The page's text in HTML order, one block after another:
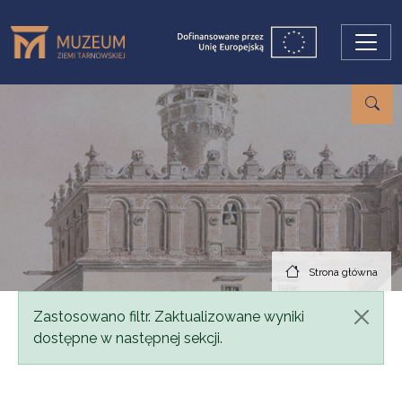
Strona główna
Komunikat
Zastosowano filtr. Zaktualizowane wyniki
dostępne w następnej sekcji.